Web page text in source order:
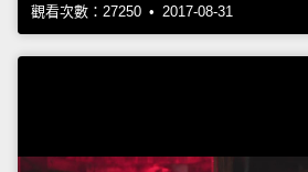
觀看次數：27250 • 2017-08-31